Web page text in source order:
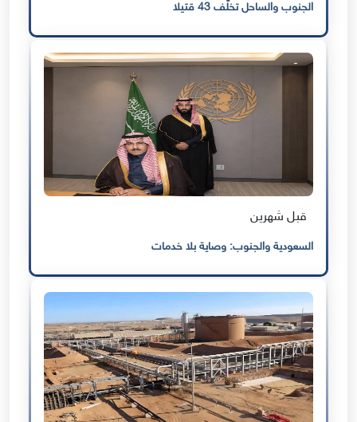
الجنوب والساحل تخلّف 43 قتيلا
قبل شهرين
السعودية والجنوب: وصاية بلا خدمات